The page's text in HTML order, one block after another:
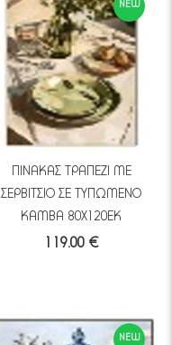
NEW
ΠΙΝΑΚΑΣ ΤΡΑΠΕΖΙ ΜΕ
ΣΕΡΒΙΤΣΙΟ ΣΕ ΤΥΠΩΜΕΝΟ
ΚΑΜΒΑ 80Χ120ΕΚ
119.00 €
NEW